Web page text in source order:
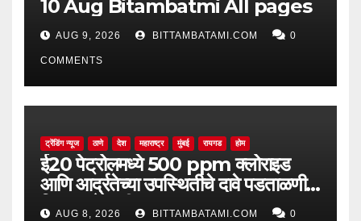
10 Aug Bitambatmi All pages
AUG 9, 2026 BITTAMBATAMI.COM 0
COMMENTS
ट्रेंडिंग न्यूज ठाणे देश महाराष्ट्र मुंबई रायगड होम
ई20 पेट्रोलमध्ये 500 ppm क्लोराइड
आणि आर्द्रतेच्या उपस्थितीचे दावे पडताळणीत
सिद्ध झाले नाहीत
AUG 8, 2026 BITTAMBATAMI.COM 0